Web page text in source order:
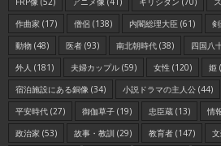
作曲家 (17) 僧侶 (138) 内閣総理大臣 (61)
動物 (48) 医者 (93) 南北朝時代 (38) 四国八
外人 (181) 夫婦カップル (59) 女性 (120) 姫
宿泊施設にある銅像 (34) 小説ドラマの主人公 (44)
平安時代 (27) 御伽草子 (19) 忠臣蔵 (13) 情
政治家 (53) 故事・教訓 (29) 教育者 (147)